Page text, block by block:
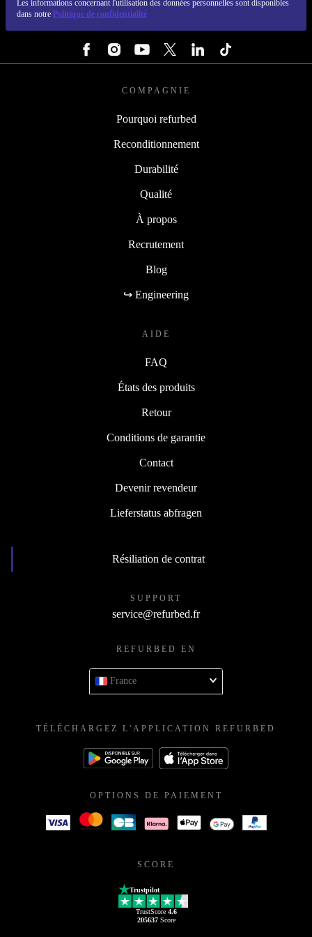
Les informations concernant l'utilisation des données personnelles sont disponibles
dans notre Politique de confidentialité
COMPAGNIE
Pourquoi refurbed
Reconditionnement
Durabilité
Qualité
À propos
Recrutement
Blog
↪ Engineering
AIDE
FAQ
États des produits
Retour
Conditions de garantie
Contact
Devenir revendeur
Lieferstatus abfragen
Résiliation de contrat
SUPPORT
service@refurbed.fr
REFURBED EN
France
TÉLÉCHARGEZ L'APPLICATION REFURBED
OPTIONS DE PAIEMENT
SCORE
Trustpilot
TrustScore 4.6
205637Score